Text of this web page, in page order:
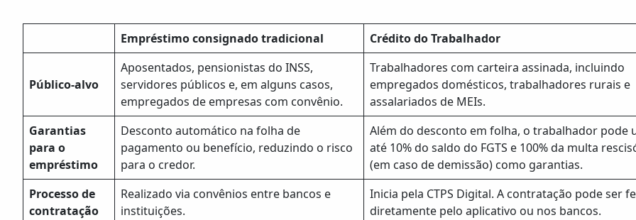
Empréstimo consignado tradicional Crédito do Trabalhador
Público-alvo
Aposentados, pensionistas do INSS,
servidores públicos e, em alguns casos,
empregados de empresas com convênio.
Trabalhadores com carteira assinada, incluindo
empregados domésticos, trabalhadores rurais e
assalariados de MEIs.
Garantias
para o
empréstimo
Desconto automático na folha de
pagamento ou benefício, reduzindo o risco
para o credor.
Além do desconto em folha, o trabalhador pode
até 10% do saldo do FGTS e 100% da multa
(em caso de demissão) como garantias.
Processo de
contratação
Realizado via convênios entre bancos e
instituições.
Inicia pela CTPS Digital. A contratação pode ser
diretamente pelo aplicativo ou nos bancos.